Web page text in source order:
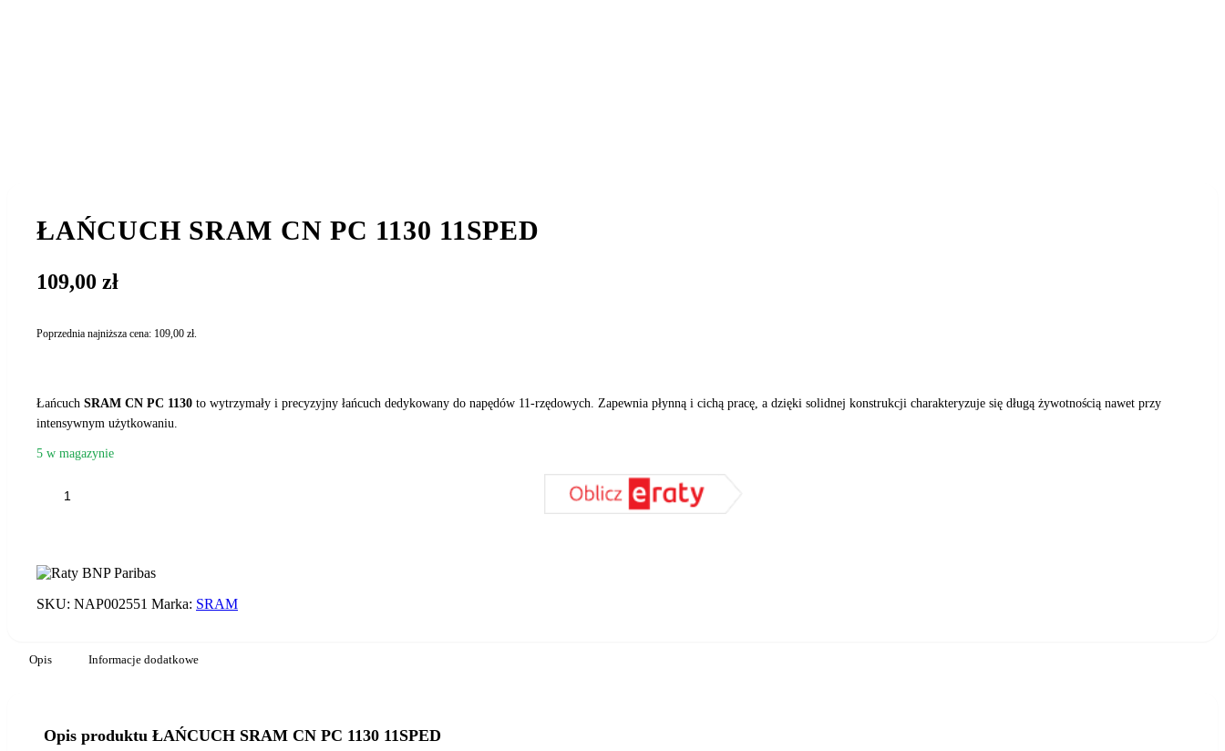
ŁAŃCUCH SRAM CN PC 1130 11SPED
109,00 zł
Poprzednia najniższa cena: 109,00 zł.
Łańcuch SRAM CN PC 1130 to wytrzymały i precyzyjny łańcuch dedykowany do napędów 11-rzędowych. Zapewnia płynną i cichą pracę, a dzięki solidnej konstrukcji charakteryzuje się długą żywotnością nawet przy
intensywnym użytkowaniu.
5 w magazynie
PC
1130
11SPED
SKU: NAP002551 Marka: SRAM
Opis Informacje dodatkowe
Opis produktu ŁAŃCUCH SRAM CN PC 1130 11SPED